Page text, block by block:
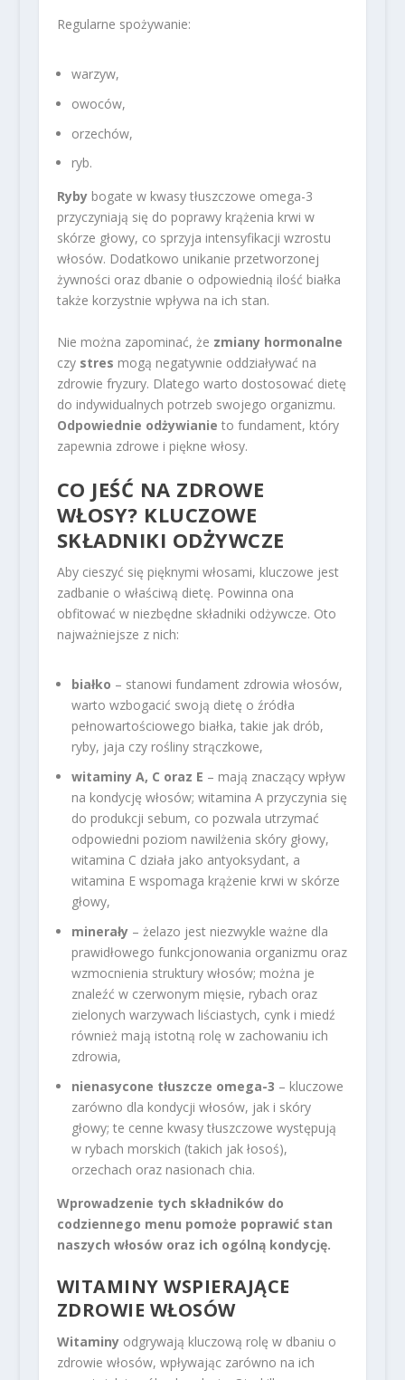
Regularne spożywanie:
warzyw,
owoców,
orzechów,
ryb.
Rybybogate w kwasy tłuszczowe omega-3
przyczyniają się do poprawy krążenia krwi w
skórze głowy, co sprzyja intensyfikacji wzrostu
włosów. Dodatkowo unikanie przetworzonej
żywności oraz dbanie o odpowiednią ilość białka
także korzystnie wpływa na ich stan.
Nie można zapominać, że zmiany hormonalne
czy stres mogą negatywnie oddziaływać na
zdrowie fryzury. Dlatego warto dostosować dietę
do indywidualnych potrzeb swojego organizmu.
Odpowiednie odżywianie to fundament, który
zapewnia zdrowe i piękne włosy.
CO JEŚĆ NA ZDROWE
WŁOSY? KLUCZOWE
SKŁADNIKI ODŻYWCZE
Aby cieszyć się pięknymi włosami, kluczowe jest
zadbanie o właściwą dietę. Powinna ona
obfitować w niezbędne składniki odżywcze. Oto
najważniejsze z nich:
białko – stanowi fundament zdrowia włosów,
warto wzbogacić swoją dietę o źródła
pełnowartościowego białka, takie jak drób,
ryby, jaja czy rośliny strączkowe,
witaminy A, C oraz E – mają znaczący wpływ
na kondycję włosów; witamina A przyczynia się
do produkcji sebum, co pozwala utrzymać
odpowiedni poziom nawilżenia skóry głowy,
witamina C działa jako antyoksydant, a
witamina E wspomaga krążenie krwi w skórze
głowy,
minerały– żelazo jest niezwykle ważne dla
prawidłowego funkcjonowania organizmu oraz
wzmocnienia struktury włosów; można je
znaleźć w czerwonym mięsie, rybach oraz
zielonych warzywach liściastych, cynk i miedź
również mają istotną rolę w zachowaniu ich
zdrowia,
nienasycone tłuszcze omega-3 – kluczowe
zarówno dla kondycji włosów, jak i skóry
głowy; te cenne kwasy tłuszczowe występują
w rybach morskich (takich jak łosoś),
orzechach oraz nasionach chia.
Wprowadzenie tych składników do
codziennego menu pomoże poprawić stan
naszych włosów oraz ich ogólną kondycję.
WITAMINY WSPIERAJĄCE
ZDROWIE WŁOSÓW
Witaminyodgrywają kluczową rolę w dbaniu o
zdrowie włosów, wpływając zarówno na ich